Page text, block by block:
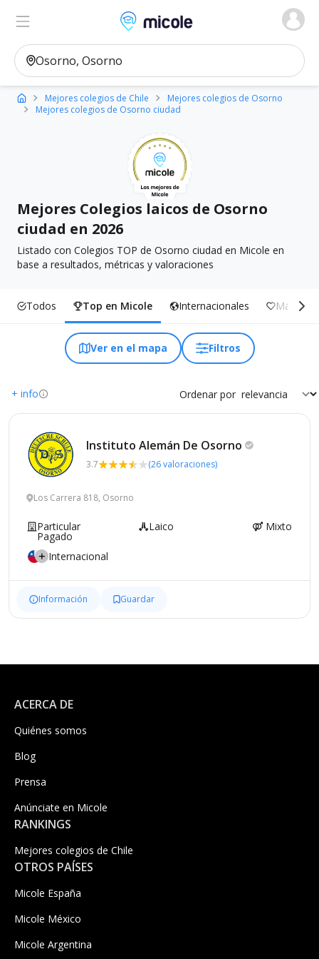
Micole, buscador de colegios
Ver en el mapa
Mejores colegios de Chile
Mejores colegios de Osorno
Mejores colegios de Osorno ciudad
Mejores Colegios laicos de Osorno
ciudad en 2026
Listado con Colegios TOP de Osorno ciudad en Micole en
base a resultados, métricas y valoraciones
Todos Top en Micole Internacionales Más
Ver en el mapa Filtros
+ info Ordenar por
Instituto Alemán De Osorno
3.7 (26 valoraciones)
Los Carrera 818, Osorno
Particular
Pagado
Laico Mixto
Internacional
Información Guardar
ACERCA DE
Quiénes somos
Blog
Prensa
Anúnciate en Micole
RANKINGS
Mejores colegios de Chile
OTROS PAÍSES
Micole España
Micole México
Micole Argentina